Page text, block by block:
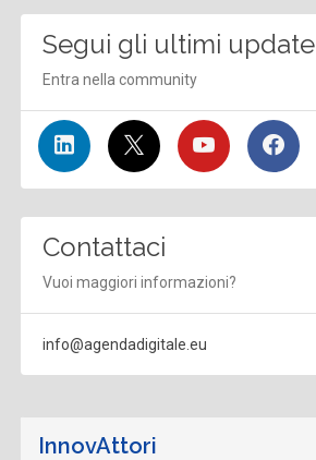
Segui gli ultimi update
Entra nella community
Contattaci
Vuoi maggiori informazioni?
info@agendadigitale.eu
InnovAttori